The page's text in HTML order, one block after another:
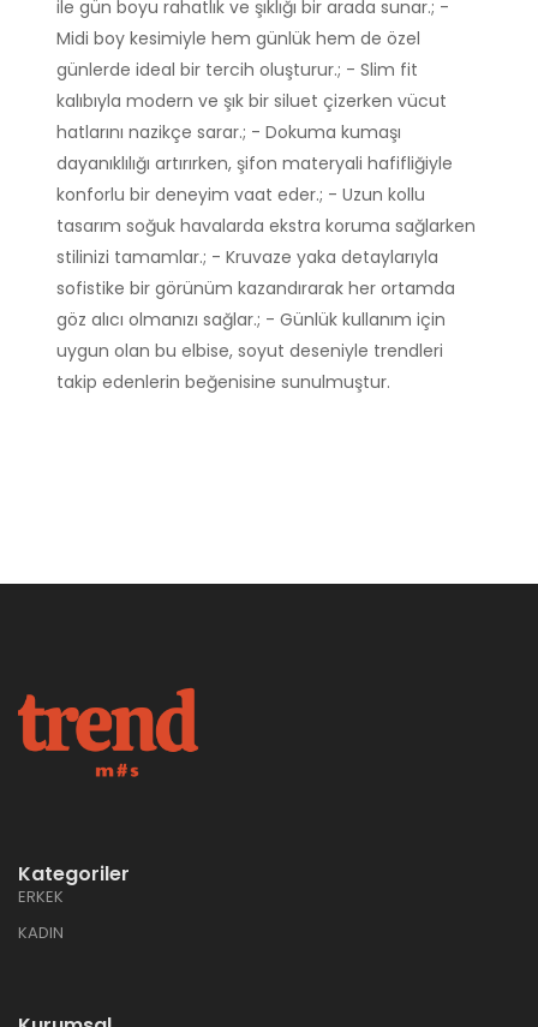
ile gün boyu rahatlık ve şıklığı bir arada sunar.; -
Midi boy kesimiyle hem günlük hem de özel
günlerde ideal bir tercih oluşturur.; - Slim fit
kalıbıyla modern ve şık bir siluet çizerken vücut
hatlarını nazikçe sarar.; - Dokuma kumaşı
dayanıklılığı artırırken, şifon materyali hafifliğiyle
konforlu bir deneyim vaat eder.; - Uzun kollu
tasarım soğuk havalarda ekstra koruma sağlarken
stilinizi tamamlar.; - Kruvaze yaka detaylarıyla
sofistike bir görünüm kazandırarak her ortamda
göz alıcı olmanızı sağlar.; - Günlük kullanım için
uygun olan bu elbise, soyut deseniyle trendleri
takip edenlerin beğenisine sunulmuştur.
Kategoriler
ERKEK
KADIN